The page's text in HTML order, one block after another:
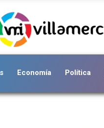
Economía Política